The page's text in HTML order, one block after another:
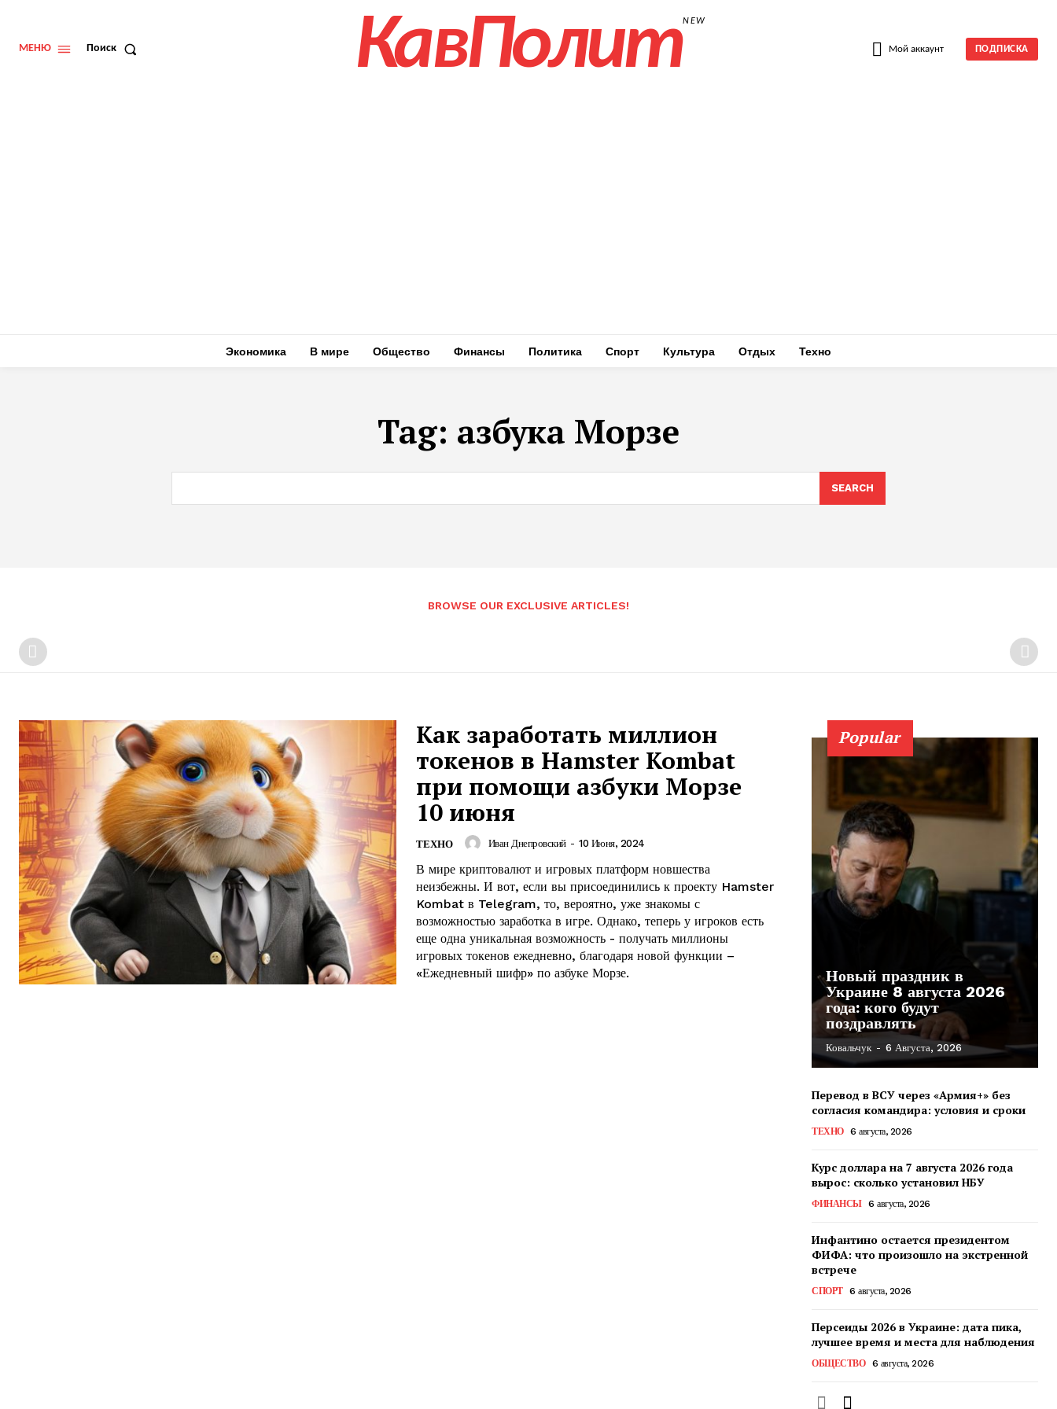
КавПолит
МЕНЮ Поиск КавПолитNEW
Мой аккаунт ПОДПИСКА
Экономика В мире Общество Финансы Политика Спорт Культура Отдых Техно
Tag: азбука Морзе
SEARCH
BROWSE OUR EXCLUSIVE ARTICLES!
Как заработать миллион
токенов в Hamster Kombat
при помощи азбуки Морзе
10 июня
ТЕХНО Иван Днепровский - 10 Июня, 2024
В мире криптовалют и игровых платформ новшества
неизбежны. И вот, если вы присоединились к проекту Hamster
Kombat в Telegram, то, вероятно, уже знакомы с
возможностью заработка в игре. Однако, теперь у игроков есть
еще одна уникальная возможность - получать миллионы
игровых токенов ежедневно, благодаря новой функции –
«Ежедневный шифр» по азбуке Морзе.
Popular
Новый праздник в
Украине 8 августа 2026
года: кого будут
поздравлять
Ковальчук - 6 Августа, 2026
Перевод в ВСУ через «Армия+» без
согласия командира: условия и сроки
ТЕХНО 6 августа, 2026
Курс доллара на 7 августа 2026 года
вырос: сколько установил НБУ
ФИНАНСЫ 6 августа, 2026
Инфантино остается президентом
ФИФА: что произошло на экстренной
встрече
СПОРТ 6 августа, 2026
Персеиды 2026 в Украине: дата пика,
лучшее время и места для наблюдения
ОБЩЕСТВО 6 августа, 2026